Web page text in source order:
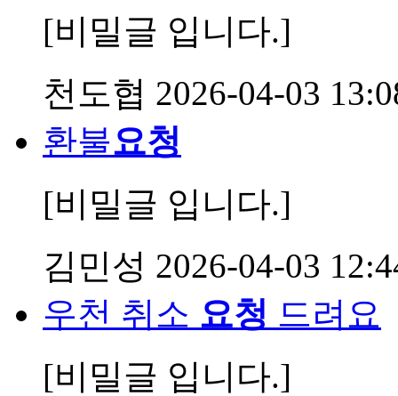
[비밀글 입니다.]
천도협 2026-04-03
환불요청
[비밀글 입니다.]
김민성 2026-04-03
우천 취소 요청 드려요
[비밀글 입니다.]